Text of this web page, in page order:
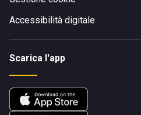
Accessibilità digitale
Scarica l'app